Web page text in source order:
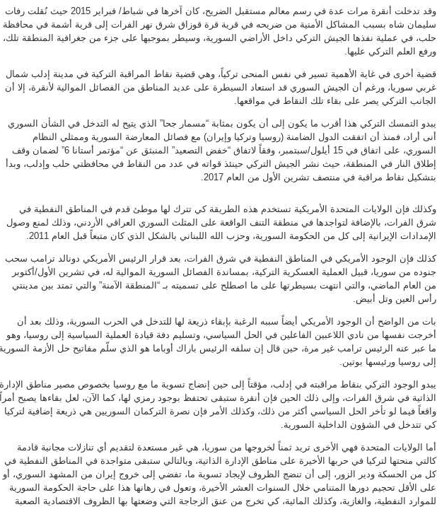
وقد تدخلت أنقرة مرات عدة في رسم معالم مستقبل الضريح، كان آخرها في شباط/ فبراير 2015 حيث نُقلت رفات
سليمان شاه بسبب المشاكل الأمنية من ضريحه في قرية قرة قوزاق شرق نهر الفرات إلى قرية أشمة في محافظة
حلب، في عملية نفذها الجيش التركي داخل الأراضي السورية، وسيطر بموجبها على جزء من جغرافية المنطقة تلك،
ورفع العلم التركي عليها.
قضية أخرى في غاية الأهمية تسير في نفس المنحى تركياً، وهي قضية نقاط المراقبة التركية في مدينة إدلب شمال
غربي سوريا، ورغم أن الجيش السوري قد استعاد السيطرة على عديد المناطق من الفصائل الموالية لأنقرة، إلا أن
الجانب التركي يصر على بقاء تلك النقاط في مواقعها.
يبدو التمسك التركي هذا أقرب ما يكون إلى أن يكون بمثابة “مسمار جحا” الذي يتيح له التدخل في الشأن السوري
أنى أراد، فمنذ أن اتفقت الدول الضامنة (روسيا وتركيا وإيران) مع فصائل المعارضة السورية وممثلي النظام
السوري، على اتفاق في 15 أيلول/سبتمبر، وفقاً لاتفاق “خفض التصعيد” المنبثق عن “مؤتمر أستانا 6” لضمان وقف
إطلاق النار في المنطقة، حيث نشر الجيش التركي حينئذ قواته في عدد من النقاط في محافظتي حلب وإدلب، وبدأ
بتشكيل نقاط مراقبة في منتصف تشرين الأول من العام 2017.
وكذلك فإن الولايات المتحدة الأمريكية تستخدم هذه الطريقة كي تترك لها موطئ قدم في المناطق النفطية في
شرق الفرات، بالإضافة لتواجدها في منطقة التنف الواقعة على المثلث السوري العراقي الأردني، وذلك لمنع وصول
الإمدادات الإيرانية إلى كل من الحكومة السورية، وحزب الله اللبناني بالشكل الذي كان متبعاً قبل العام 2011.
كذلك فإن الوجود الأمريكي في المناطق النفطية في شرق الفرات، بعد قرار الرئيس الأمريكي دونالد ترامب سحب
جنوده من سوريا، قبيل العملية العسكرية التركية، بمساندة الفصائل السورية الموالية له، في تشرين الأول/أكتوبر
من العام الماضي، والتي انتهت بسيطرتها على ما اصطلح على تسميته بـ “المنطقة الآمنة” والتي تمتد بين مدينتي
رأس العين وتل أبيض.
بات من الواضح أن الوجود الأمريكي أيضاً سببه الرغبة بإبقاء ذريعة لها للتدخل في الحرب السورية، وذلك بعد أن
أخرجت نفسها من نادي اللاعبين الفاعلين في الحل السياسي، وتسليم دفة قيادة العملية السياسية إلى روسيا، وهو
ما عبر عنه الرئيس ترامب غير مرة، حين قال إن سلفه الرئيس باراك أوباما هو الذي سلّم مفاتيح حل الأزمة السورية
إلى روسيا ورئيسها بوتين.
يبدو الوجود التركي بنقاط مراقبته في إدلب، مؤقتاً إلى حين إنضاج تسوية ما مع روسيا بخصوص مصير مناطق الإدارة
الذاتية في شرق الفرات، وإلى ذلك الحين فإن أنقرة ستبقى تحتفظ بوجود رمزي لها، كما الآن، لعل بقاءها يصبح أمراً
واقعاً فيما لو تأخر الحل السياسي أكثر من ذلك، وكذلك الأمر فإن نصرة التركمان السوريين هي ذريعة إضافية لتركيا
كي تتدخل في الشؤون الداخلية السورية.
أما الولايات المتحدة فهي الأخرى تريد ثمناً لخروجها من سوريا، هي غير مستعدة لتقديم أي تنازلات مجانية قادمة
كالتي منحتها لتركيا في حربها الأخيرة على مناطق الإدارة الذاتية، وبالتالي ستبقى متواجدة في المناطق النفطية في
كل من الحسكة ودير الزور، إلى أن تنضج الظروف لإيجاد تسوية ما، تفضي إلى خروج إيران من المشهد السوري، أو
على الأقل تحجيم دورها المتنامي خلال السنوات العشر الأخيرة، وتعول في رهانها هذا على حاجة الحكومة السورية
للموارد النفطية، والغازية، وكذلك المائية، كي تخرج من عنق الزجاجة التي وضعتها بها الظروف الاقتصادية الصعبة